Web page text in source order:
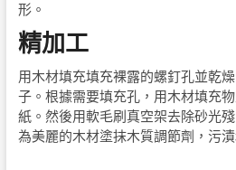
形。
精加工
用木材填充填充裸露的螺釘孔並乾
子。根據需要填充孔，用木材填充
紙。然後用軟毛刷真空架去除砂光
為美麗的木材塗抹木質調節劑，污